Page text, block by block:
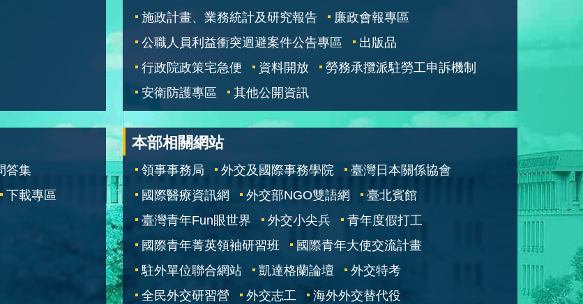
施政計畫、業務統計及研究報告
廉政會報專區
公職人員利益衝突迴避案件公告專區
出版品
行政院政策宅急便
資料開放
勞務承攬派駐勞工申訴機制
安衛防護專區
其他公開資訊
答集
下載專區
本部相關網站
領事事務局 外交及國際事務學院
臺灣日本關係協會
國際醫療資訊網
外交部NGO雙語網
臺北賓館
臺灣青年Fun眼世界
外交小尖兵
青年度假打工
國際青年菁英領袖研習班
國際青年大使交流計畫
駐外單位聯合網站
凱達格蘭論壇
外交特考
全民外交研習營
外交志工
海外外交替代役